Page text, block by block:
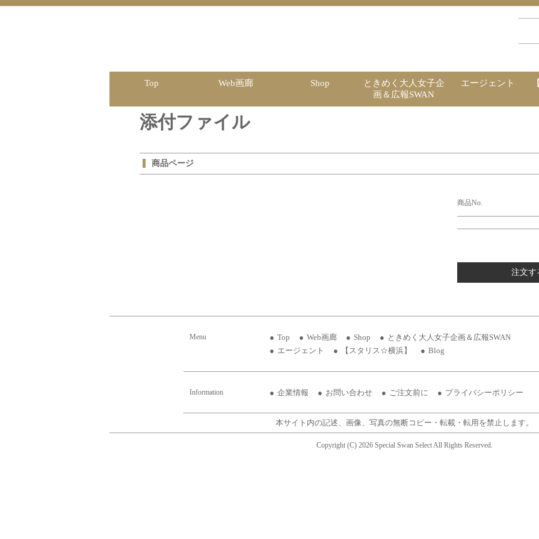
Top Web画廊 Shop
ときめく大人女子企
画＆広報SWAN
エージェント
添付ファイル
商品ページ
商品No.
注文す
Menu Top Web画廊 Shop
ときめく大人女子企画＆広報SWAN
エージェント
【スタリス☆横浜】 Blog
Information 企業情報 お問い合わせ ご注文前に プライバシーポリシー
本サイト内の記述、画像、写真の無断コピー・転載・転用を禁止します。
Copyright (C) 2026 Special Swan Select All Rights Reserved.